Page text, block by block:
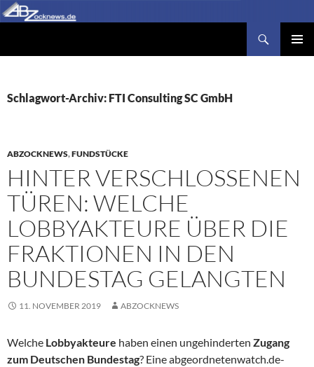
Zum
Inhalt
Schlagwort-Archiv: FTI Consulting SC GmbH
ABZOCKNEWS,FUNDSTÜCKE
HINTER VERSCHLOSSENEN
TÜREN: WELCHE
LOBBYAKTEURE ÜBER DIE
FRAKTIONEN IN DEN
BUNDESTAG GELANGTEN
11. NOVEMBER 2019 ABZOCKNEWS
Welche Lobbyakteure haben einen ungehinderten Zugang
zum Deutschen Bundestag? Eine abgeordnetenwatch.de-